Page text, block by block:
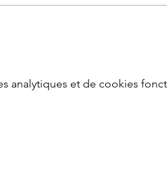
analytiques et de cookies